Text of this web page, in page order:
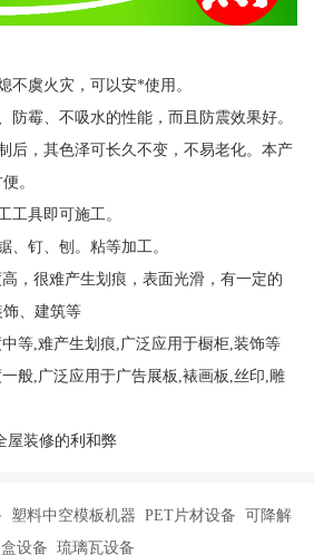
不虞火灾，可以安*使用。
防霉、不吸水的性能，而且防震效果好。
后，其色泽可长久不变，不易老化。本产
。
工具即可施工。
、钉、刨。粘等加工。
，很难产生划痕，表面光滑，有一定的
、建筑等
等,难产生划痕,广泛应用于橱柜,装饰等
般,广泛应用于广告展板,裱画板,丝印,雕
屋装修的利和弊
塑料中空模板机器 PET片材设备 可降解
设备 琉璃瓦设备